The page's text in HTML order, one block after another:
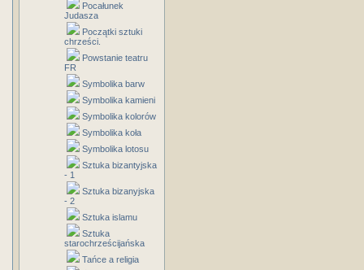
Pocałunek
Judasza
Początki sztuki
chrześci.
Powstanie teatru
FR
Symbolika barw
Symbolika kamieni
Symbolika kolorów
Symbolika koła
Symbolika lotosu
Sztuka bizantyjska
- 1
Sztuka bizanyjska
- 2
Sztuka islamu
Sztuka
starochrześcijańska
Tańce a religia